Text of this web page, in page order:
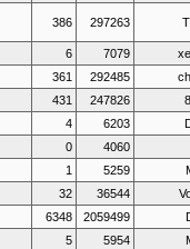
386 297263
6 7079
361 292485
431 247826
4 6203
0 4060
1 5259
32 36544
6348 2059499
5 5954